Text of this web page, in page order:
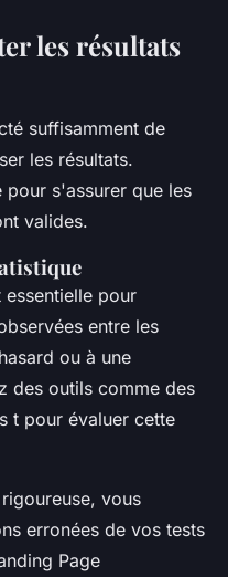
les résultats
suffisamment de
les résultats.
pour s'assurer que les
valides.
pour
entre les
ou à une
des outils comme des
t pour évaluer cette
vous
erronées de vos tests
Page